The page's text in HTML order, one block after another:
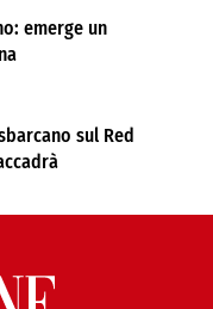
emerge un
sul Red